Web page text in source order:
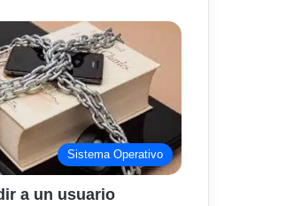
Sistema Operativo
a un usuario